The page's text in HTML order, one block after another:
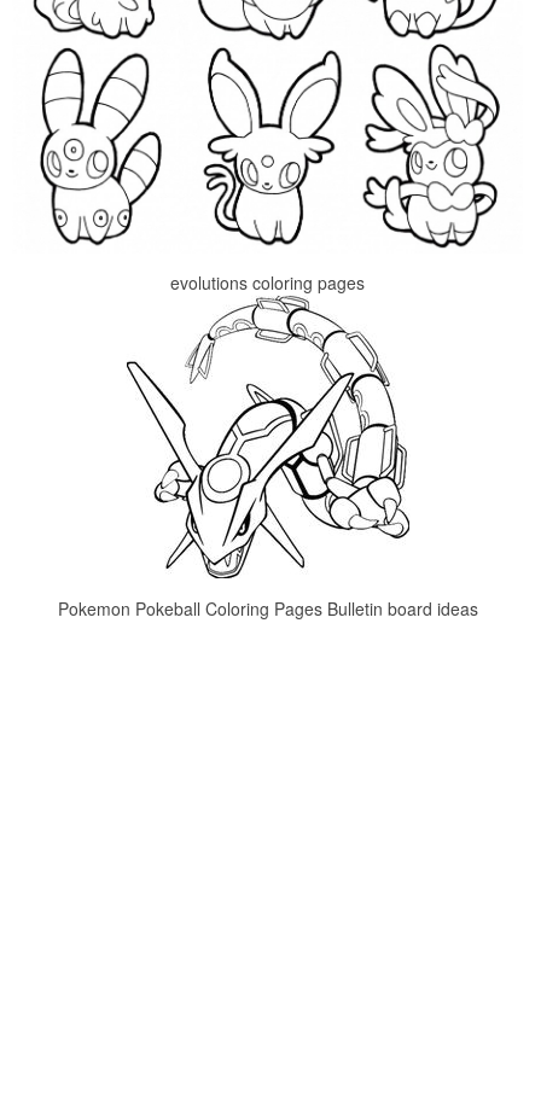
evolutions coloring pages
Pokemon Pokeball Coloring Pages Bulletin board ideas